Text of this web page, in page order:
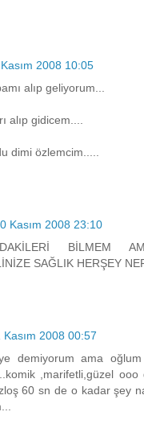
2008 10:05
alıp geliyorum...
alıp gidicem....
dimi özlemcim.....
Kasım 2008 23:10
BİLMEM
SAĞLIK HERŞEY
Kasım 2008 00:57
demiyorum ama
,marifetli,güzel
60 sn de o kadar şey